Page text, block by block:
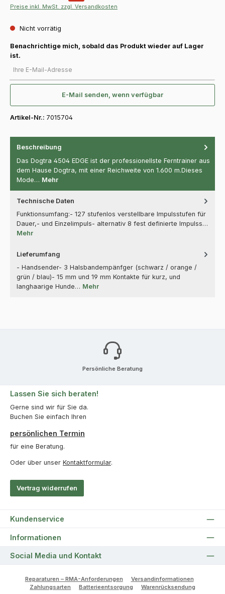
Preise inkl. MwSt. zzgl. Versandkosten
Nicht vorrätig
Benachrichtige mich, sobald das Produkt wieder auf Lager
ist.
E-Mail senden, wenn verfügbar
Artikel-Nr.: 7015704
Beschreibung
Das Dogtra 4504 EDGE ist der professionellste Ferntrainer aus
dem Hause Dogtra, mit einer Reichweite von 1.600 m.Dieses
Mode… Mehr
Technische Daten
Funktionsumfang:- 127 stufenlos verstellbare Impulsstufen für
Dauer,- und Einzelimpuls- alternativ 8 fest definierte Impulss…
Mehr
Lieferumfang
- Handsender- 3 Halsbandempänfger (schwarz / orange /
grün / blau)- 15 mm und 19 mm Kontakte für kurz, und
langhaarige Hunde… Mehr
Persönliche Beratung
Lassen Sie sich beraten!
Gerne sind wir für Sie da.
Buchen Sie einfach Ihren
persönlichen Termin
für eine Beratung.
Oder über unser Kontaktformular.
Vertrag widerrufen
Kundenservice
Informationen
Social Media und Kontakt
Reparaturen – RMA-Anforderungen
Versandinformationen
Zahlungsarten
Batterieentsorgung Warenrücksendung